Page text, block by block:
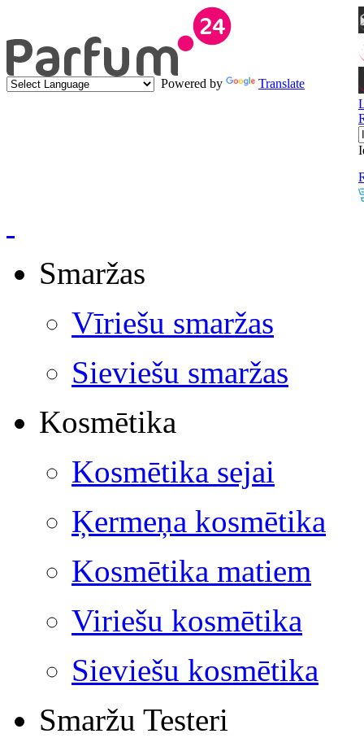
Powered by
Translate
Smaržas
Vīriešu smaržas
Sieviešu smaržas
Kosmētika
Kosmētika sejai
Ķermeņa kosmētika
Kosmētika matiem
Viriešu kosmētika
Sieviešu kosmētika
Smaržu Testeri